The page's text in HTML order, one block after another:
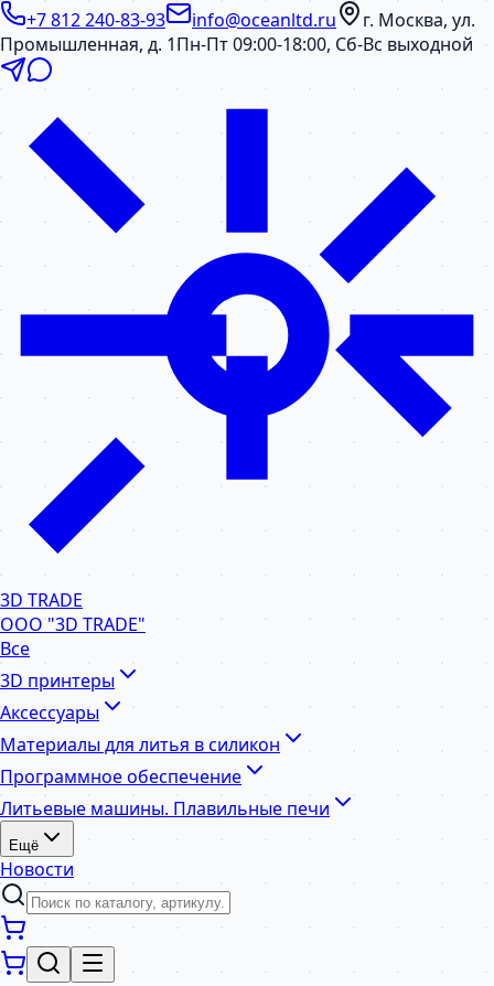
+7 812 240-83-93 info@oceanltd.ru
г. Москва, ул.
Промышленная, д. 1Пн-Пт 09:00-18:00, Сб-Вс выходной
3D TRADE
ООО "3D TRADE"
Все
3D принтеры
Аксессуары
Материалы для литья в силикон
Программное обеспечение
Литьевые машины. Плавильные печи
Ещё
Новости